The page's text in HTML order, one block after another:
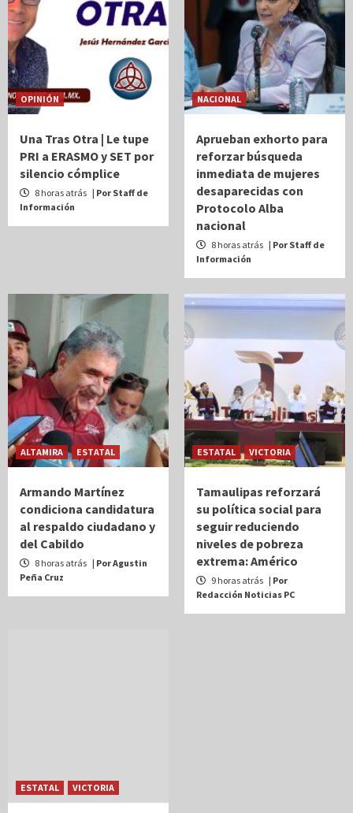
OPINIÓN
Una Tras Otra | Le tupe
PRI a ERASMO y SET por
silencio cómplice
8 horas atrás | Por Staff de
Información
NACIONAL
Aprueban exhorto para
reforzar búsqueda
inmediata de mujeres
desaparecidas con
Protocolo Alba
nacional
8 horas atrás | Por Staff de
Información
ALTAMIRA ESTATAL
Armando Martínez
condiciona candidatura
al respaldo ciudadano y
del Cabildo
8 horas atrás | Por Agustin
Peña Cruz
ESTATAL VICTORIA
Tamaulipas reforzará
su política social para
seguir reduciendo
niveles de pobreza
extrema: Américo
9 horas atrás | Por
Redacción Noticias PC
ESTATAL VICTORIA